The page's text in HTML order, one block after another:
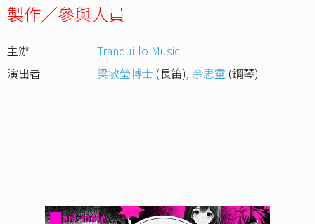
製作／參與人員
主辦
Tranquillo Music
演出者
梁敏瑩博士 (長笛), 余思靈 (鋼琴)